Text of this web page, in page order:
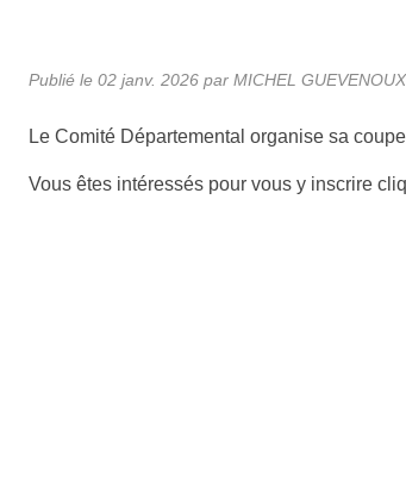
Publié le 02 janv. 2026 par MICHEL GUEVENOUX
Le Comité Départemental organise sa
Vous êtes intéressés pour vous y inscrire